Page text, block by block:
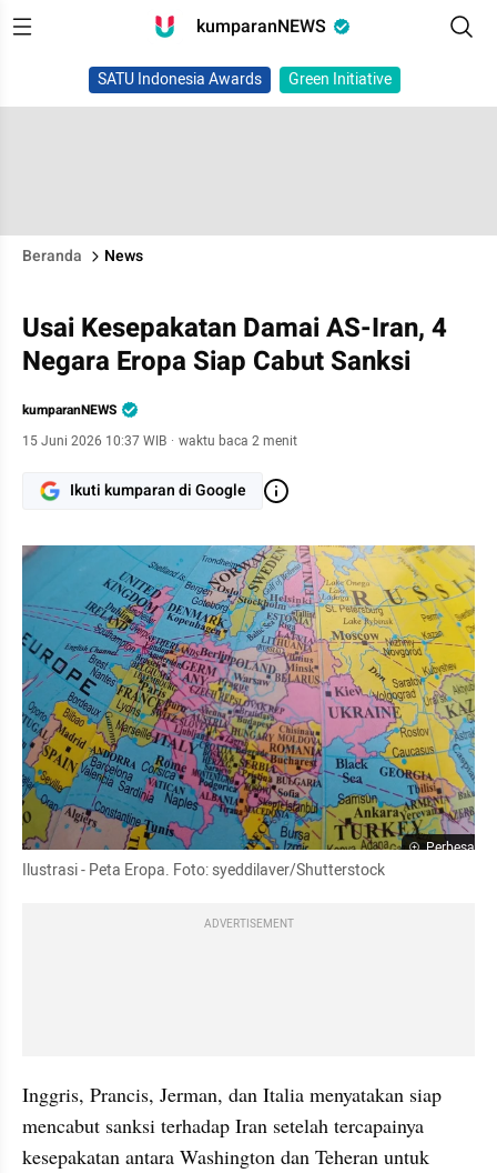
kumparanNEWS
SATU Indonesia Awards Green Initiative
Beranda News
Usai Kesepakatan Damai AS-Iran, 4
Negara Eropa Siap Cabut Sanksi
kumparanNEWS
15 Juni 2026 10:37 WIB · waktu baca 2 menit
Ikuti kumparan di Google
Perbesar
Ilustrasi - Peta Eropa. Foto: syeddilaver/Shutterstock
ADVERTISEMENT
Inggris, Prancis, Jerman, dan Italia menyatakan siap
mencabut sanksi terhadap Iran setelah tercapainya
kesepakatan antara Washington dan Teheran untuk